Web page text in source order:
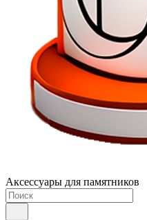
Аксессуары для памятников